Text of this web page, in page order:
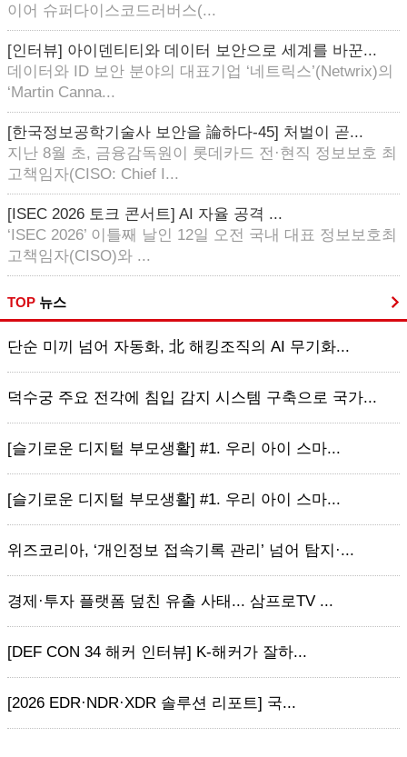
이어 슈퍼다이스코드러버스(...
[인터뷰] 아이덴티티와 데이터 보안으로 세계를 바꾼...
데이터와 ID 보안 분야의 대표기업 ‘네트릭스’(Netwrix)의
‘Martin Canna...
[한국정보공학기술사 보안을 論하다-45] 처벌이 곧...
지난 8월 초, 금융감독원이 롯데카드 전·현직 정보보호 최
고책임자(CISO: Chief I...
[ISEC 2026 토크 콘서트] AI 자율 공격 ...
‘ISEC 2026’ 이틀째 날인 12일 오전 국내 대표 정보보호최
고책임자(CISO)와 ...
TOP 뉴스
단순 미끼 넘어 자동화, 北 해킹조직의 AI 무기화...
덕수궁 주요 전각에 침입 감지 시스템 구축으로 국가...
[슬기로운 디지털 부모생활] #1. 우리 아이 스마...
[슬기로운 디지털 부모생활] #1. 우리 아이 스마...
위즈코리아, ‘개인정보 접속기록 관리’ 넘어 탐지·...
경제·투자 플랫폼 덮친 유출 사태... 삼프로TV ...
[DEF CON 34 해커 인터뷰] K-해커가 잘하...
[2026 EDR·NDR·XDR 솔루션 리포트] 국...